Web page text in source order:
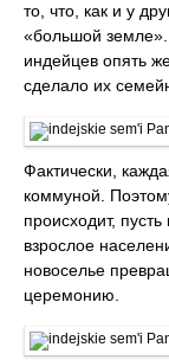
то, что, как и у
«большой земле».
индейцев опять
сделало их
Фактически,
коммуной.
происходит,
взрослое
новоселье
церемонию.